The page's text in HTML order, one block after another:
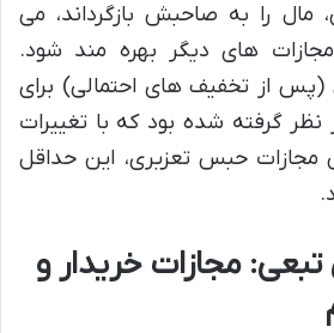
را به صاحبش بازگرداند، می
های دیگر بهره مند شود.
از تخفیف های احتمالی) برای
گرفته شده بود که با تغییرات
مجازات حبس تعزیری، این حداقل
مجازات خریدار و